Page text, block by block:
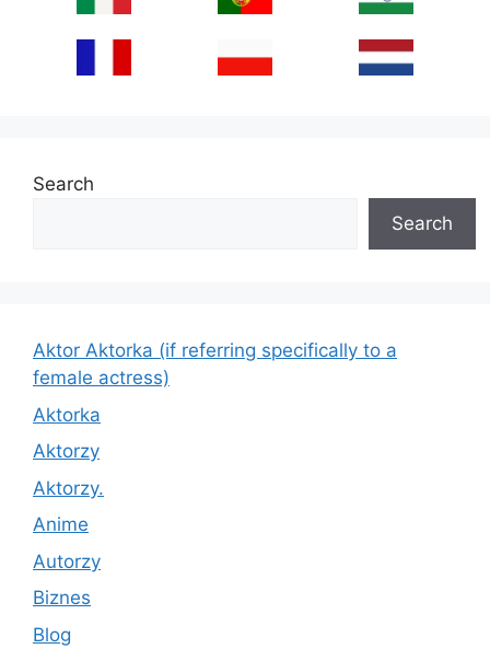
Search
Search
Aktor Aktorka (if referring specifically to a
female actress)
Aktorka
Aktorzy
Aktorzy.
Anime
Autorzy
Biznes
Blog